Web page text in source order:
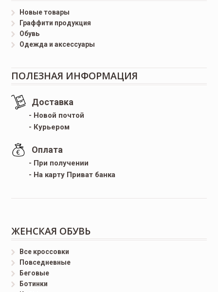
Новые товары
Граффити продукция
Обувь
Одежда и аксессуары
ПОЛЕЗНАЯ ИНФОРМАЦИЯ
Доставка
- Новой почтой
- Курьером
Оплата
- При получении
- На карту Приват банка
ЖЕНСКАЯ ОБУВЬ
Все кроссовки
Повседневные
Беговые
Ботинки